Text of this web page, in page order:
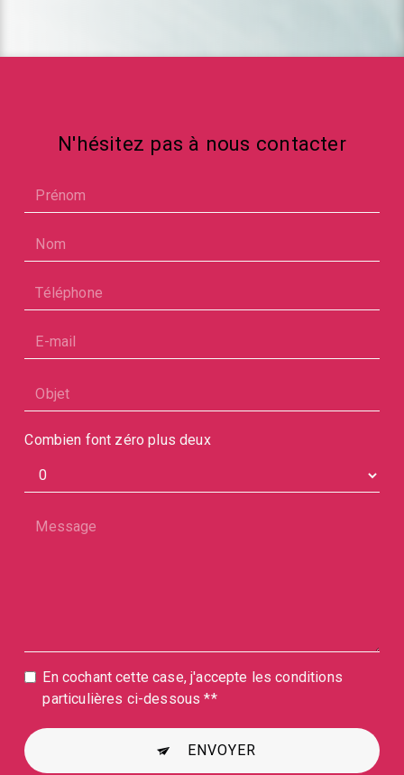
N'hésitez pas à nous contacter
Combien font zéro plus deux
En cochant cette case, j'accepte les conditions
particulières ci-dessous **
ENVOYER